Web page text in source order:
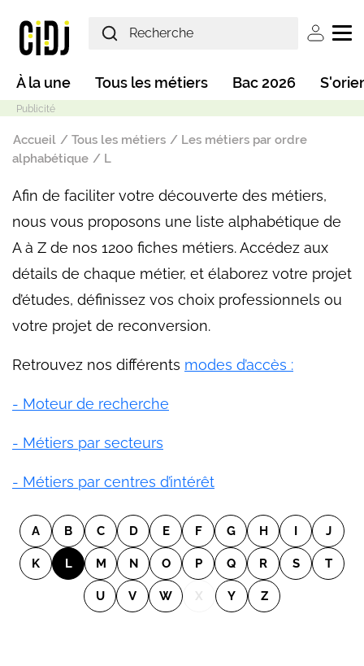
User
Main navigation
À la une Tous les métiers Bac 2026
Mode sombre
Fil d'Ariane
Accueil Tous les métiers
Les métiers par ordre
alphabétique
L
Afin de faciliter votre découverte des métiers,
nous vous proposons une liste alphabétique de
A à Z de nos 1200 fiches métiers. Accédez aux
détails de chaque métier, et élaborez votre projet
d’études, définissez vos choix professionnels ou
votre projet de reconversion.
Retrouvez nos différents modes d’accès :
- Moteur de recherche
- Métiers par secteurs
- Métiers par centres d’intérêt
A B C D E F G H J
K L M N O P Q R S T
U V W X Y Z